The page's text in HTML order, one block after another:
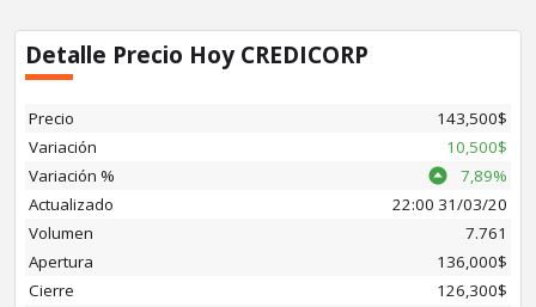
Detalle Precio Hoy CREDICORP
Precio
143,500$
Variación
10,500$
Variación %
7,89%
Actualizado
22:00 31/03/20
Volumen
7.761
Apertura
136,000$
Cierre
126,300$